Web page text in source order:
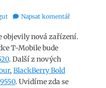
Napsat komentář
objevily nová zařízení.
T-Mobile bude
. Další z nových
, BlackBerry Bold
. Uvidíme zda se